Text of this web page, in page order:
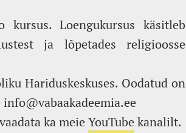
Loengukursus käsitleb
ja lõpetades religioosse
Hariduskeskuses. Oodatud on
ka meie YouTube kanalilt.